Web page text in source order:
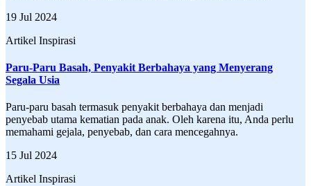
19 Jul 2024
Artikel Inspirasi
Paru-Paru Basah, Penyakit Berbahaya yang Menyerang
Segala Usia
Paru-paru basah termasuk penyakit berbahaya dan menjadi
penyebab utama kematian pada anak. Oleh karena itu, Anda perlu
memahami gejala, penyebab, dan cara mencegahnya.
15 Jul 2024
Artikel Inspirasi